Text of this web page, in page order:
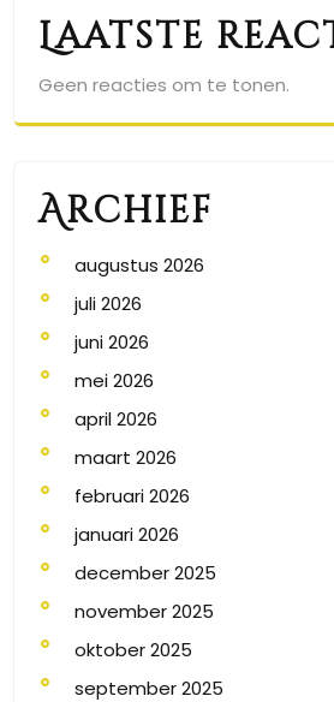
Laatste
Geen reacties om te tonen.
Archief
augustus 2026
juli 2026
juni 2026
mei 2026
april 2026
maart 2026
februari 2026
januari 2026
december 2025
november 2025
oktober 2025
september 2025